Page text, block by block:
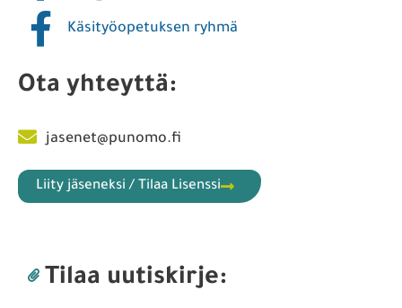
Käsityöopetuksen ryhmä
Ota yhteyttä:
jasenet@punomo.fi
Liity jäseneksi / Tilaa Lisenssi
Tilaa uutiskirje: